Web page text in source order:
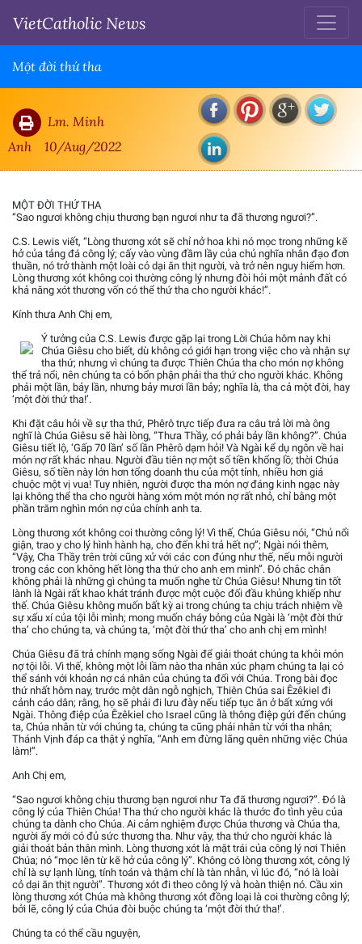
VietCatholic News
Một đời thứ tha
Lm. Minh
Anh
10/Aug/2022
MỘT ĐỜI THỨ THA
“Sao ngươi không chịu thương bạn ngươi như ta đã thương ngươi?”.
C.S. Lewis viết, “Lòng thương xót sẽ chỉ nở hoa khi nó mọc trong những kẽ
hở của tảng đá công lý; cấy vào vùng đầm lầy của chủ nghĩa nhân đạo đơn
thuần, nó trở thành một loài cỏ dại ăn thịt người, và trở nên nguy hiểm hơn.
Lòng thương xót không coi thường công lý nhưng đòi hỏi một mảnh đất có
khả năng xót thương vốn có thể thứ tha cho người khác!”.
Kính thưa Anh Chị em,
Ý tưởng của C.S. Lewis được gặp lại trong Lời Chúa hôm nay khi
Chúa Giêsu cho biết, dù không có giới hạn trong việc cho và nhận sự
tha thứ; nhưng vì chúng ta được Thiên Chúa tha cho món nợ không
thể trả nổi, nên chúng ta có bổn phận phải tha thứ cho người khác. Không
phải một lần, bảy lần, nhưng bảy mươi lần bảy; nghĩa là, tha cả một đời, hay
‘một đời thứ tha!’.
Khi đặt câu hỏi về sự tha thứ, Phêrô trực tiếp đưa ra câu trả lời mà ông
nghĩ là Chúa Giêsu sẽ hài lòng, “Thưa Thầy, có phải bảy lần không?”. Chúa
Giêsu tiết lộ, ‘Gấp 70 lần’ số lần Phêrô dạm hỏi! Và Ngài kể dụ ngôn về hai
món nợ rất khác nhau. Người đầu tiên nợ một số tiền khổng lồ; thời Chúa
Giêsu, số tiền này lớn hơn tổng doanh thu của một tỉnh, nhiều hơn giá
chuộc một vị vua! Tuy nhiên, người được tha món nợ đáng kinh ngạc này
lại không thể tha cho người hàng xóm một món nợ rất nhỏ, chỉ bằng một
phần trăm nghìn món nợ của chính anh ta.
Lòng thương xót không coi thường công lý! Vì thế, Chúa Giêsu nói, “Chủ nổi
giận, trao y cho lý hình hành hạ, cho đến khi trả hết nợ”; Ngài nói thêm,
“Vậy, Cha Thầy trên trời cũng xử với các con đúng như thế, nếu mỗi người
trong các con không hết lòng tha thứ cho anh em mình”. Đó chắc chắn
không phải là những gì chúng ta muốn nghe từ Chúa Giêsu! Nhưng tin tốt
lành là Ngài rất khao khát tránh được một cuộc đối đầu khủng khiếp như
thế. Chúa Giêsu không muốn bất kỳ ai trong chúng ta chịu trách nhiệm về
sự xấu xí của tội lỗi mình; mong muốn cháy bỏng của Ngài là ‘một đời thứ
tha’ cho chúng ta, và chúng ta, ‘một đời thứ tha’ cho anh chị em mình!
Chúa Giêsu đã trả chính mạng sống Ngài để giải thoát chúng ta khỏi món
nợ tội lỗi. Vì thế, không một lỗi lầm nào tha nhân xúc phạm chúng ta lại có
thể sánh với khoản nợ cá nhân của chúng ta đối với Chúa. Trong bài đọc
thứ nhất hôm nay, trước một dân ngỗ nghịch, Thiên Chúa sai Êzêkiel đi
cảnh cáo dân; rằng, họ sẽ phải đi lưu đày nếu tiếp tục ăn ở bất xứng với
Ngài. Thông điệp của Êzêkiel cho Israel cũng là thông điệp gửi đến chúng
ta, Chúa nhân từ với chúng ta, chúng ta cũng phải nhân từ với tha nhân;
Thánh Vịnh đáp ca thật ý nghĩa, “Anh em đừng lãng quên những việc Chúa
làm!”.
Anh Chị em,
“Sao ngươi không chịu thương bạn ngươi như Ta đã thương ngươi?”. Đó là
công lý của Thiên Chúa! Tha thứ cho người khác là thước đo tình yêu của
chúng ta dành cho Chúa. Ai cảm nghiệm được Chúa thương và Chúa tha,
người ấy mới có đủ sức thương tha. Như vậy, tha thứ cho người khác là
giải thoát bản thân mình. Lòng thương xót là mặt trái của công lý nơi Thiên
Chúa; nó “mọc lên từ kẽ hở của công lý”. Không có lòng thương xót, công lý
chỉ là sự lạnh lùng, tính toán và thậm chí là tàn nhẫn, vì lúc đó, “nó là loài
cỏ dại ăn thịt người”. Thương xót đi theo công lý và hoàn thiện nó. Cầu xin
lòng thương xót Chúa mà không thương xót đồng loại là coi thường công lý;
bởi lẽ, công lý của Chúa đòi buộc chúng ta ‘một đời thứ tha!’.
Chúng ta có thể cầu nguyện,